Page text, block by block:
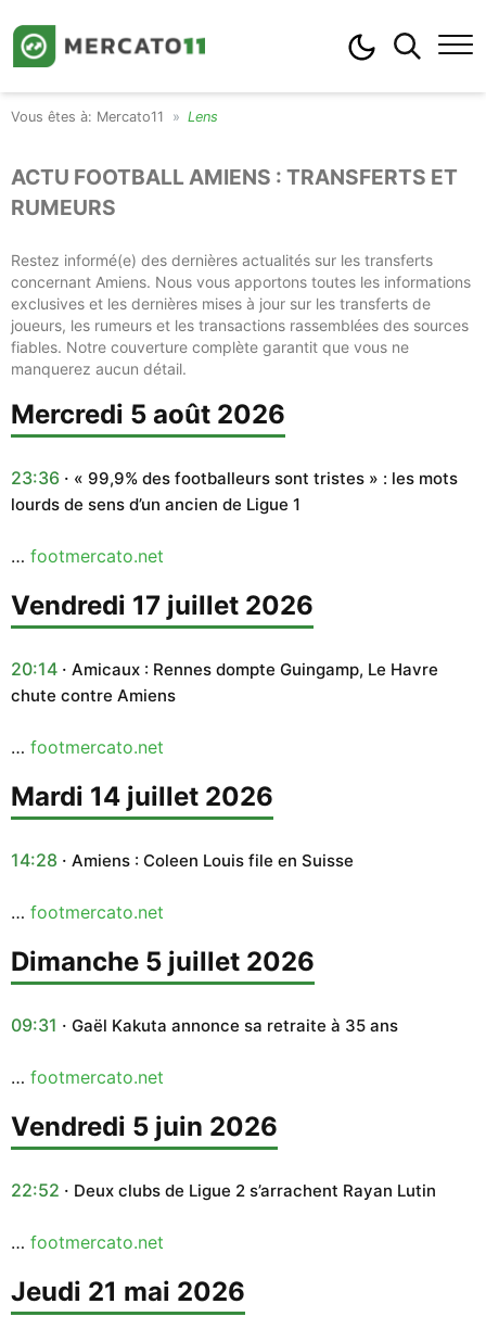
Mercato11 Lens
ACTU FOOTBALL AMIENS : TRANSFERTS ET
RUMEURS
Restez informé(e) des dernières actualités sur les transferts
concernant Amiens. Nous vous apportons toutes les informations
exclusives et les dernières mises à jour sur les transferts de
joueurs, les rumeurs et les transactions rassemblées des sources
fiables. Notre couverture complète garantit que vous ne
manquerez aucun détail.
mercredi 5 août 2026
23:36
« 99,9% des footballeurs sont tristes » : les mots
lourds de sens d’un ancien de Ligue 1
… footmercato.net
vendredi 17 juillet 2026
20:14
Amicaux : Rennes dompte Guingamp, Le Havre
chute contre Amiens
… footmercato.net
mardi 14 juillet 2026
14:28 Amiens : Coleen Louis file en Suisse
… footmercato.net
dimanche 5 juillet 2026
09:31 Gaël Kakuta annonce sa retraite à 35 ans
… footmercato.net
vendredi 5 juin 2026
22:52 Deux clubs de Ligue 2 s’arrachent Rayan Lutin
… footmercato.net
jeudi 21 mai 2026